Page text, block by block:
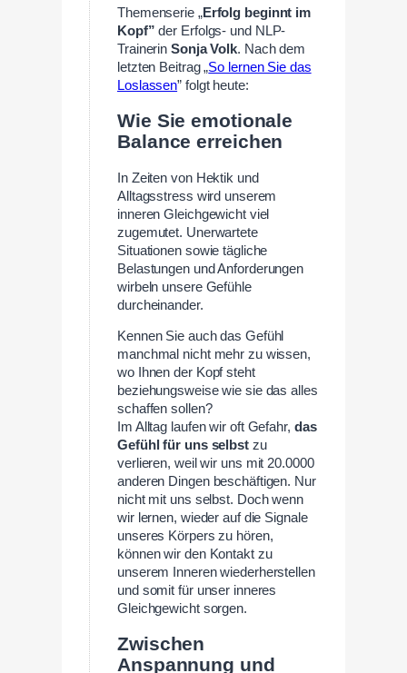
Themenserie „Erfolg beginnt im
Kopf” der Erfolgs- und NLP-
TrainerinSonja Volk. Nach dem
letzten Beitrag „So lernen Sie das
Loslassen” folgt heute:
Wie Sie emotionale
Balance erreichen
In Zeiten von Hektik und
Alltagsstress wird unserem
inneren Gleichgewicht viel
zugemutet. Unerwartete
Situationen sowie tägliche
Belastungen und Anforderungen
wirbeln unsere Gefühle
durcheinander.
Kennen Sie auch das Gefühl
manchmal nicht mehr zu wissen,
wo Ihnen der Kopf steht
beziehungsweise wie sie das alles
schaffen sollen?
Im Alltag laufen wir oft Gefahr, das
Gefühl für uns selbstzu
verlieren, weil wir uns mit 20.0000
anderen Dingen beschäftigen. Nur
nicht mit uns selbst. Doch wenn
wir lernen, wieder auf die Signale
unseres Körpers zu hören,
können wir den Kontakt zu
unserem Inneren wiederherstellen
und somit für unser inneres
Gleichgewicht sorgen.
Zwischen
Anspannung und